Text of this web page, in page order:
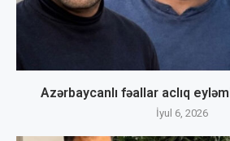
Azərbaycanlı fəallar aclıq
İyul 6, 2026